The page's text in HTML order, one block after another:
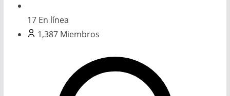
17 En línea
1,387 Miembros